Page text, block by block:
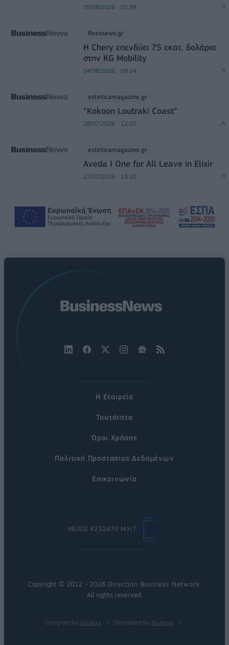
05/08/2026 - 05:39
fleetnews.gr
Η Chery επενδύει 75 εκατ. δολάρια
στην KG Mobility
04/08/2026 - 09:24
esteticamagazine.gr
“Kokoon Loutraki Coast”
28/07/2026 - 12:07
esteticamagazine.gr
Aveda I One for All Leave in Elixir
22/07/2026 - 13:20
Η Εταιρεία
Ταυτότητα
Όροι Χρήσης
Πολιτική Προστασίας Δεδομένων
Επικοινωνία
ΜΕΛΟΣ #232470 Μ.Η.Τ.
Copyright © 2012 - 2026 Direction Business Network
All rights reserved.
Designed by nikolas Developed by Nuevvo